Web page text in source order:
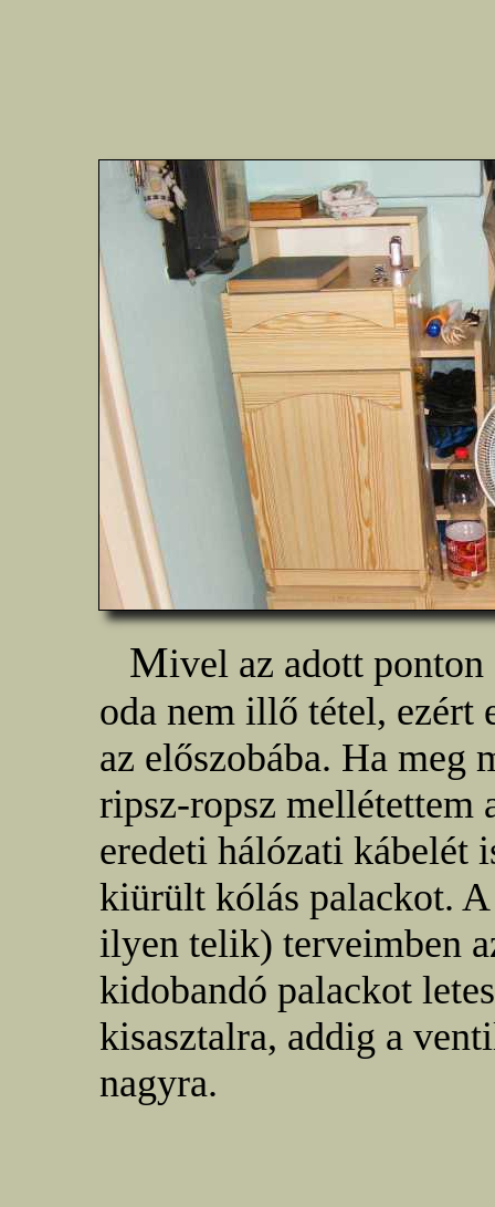
Mivel az adott
oda nem illő tétel,
az előszobába. Ha meg
ripsz-ropsz mellétettem
eredeti hálózati kábelét
kiürült kólás palackot.
ilyen telik) terveimben
kidobandó palackot
kisasztalra, addig a
nagyra.